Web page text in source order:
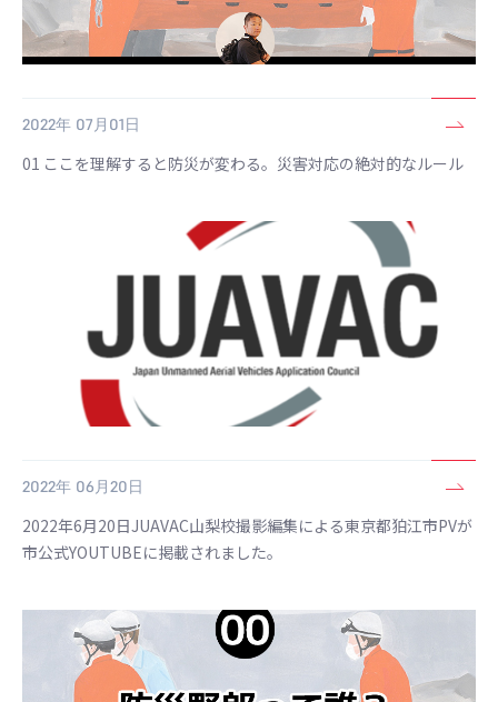
2022年 07月01日
01 ここを理解すると防災が変わる。災害対応の絶対的なルール
2022年 06月20日
2022年6月20日JUAVAC山梨校撮影編集による東京都狛江市PVが
市公式YOUTUBEに掲載されました。